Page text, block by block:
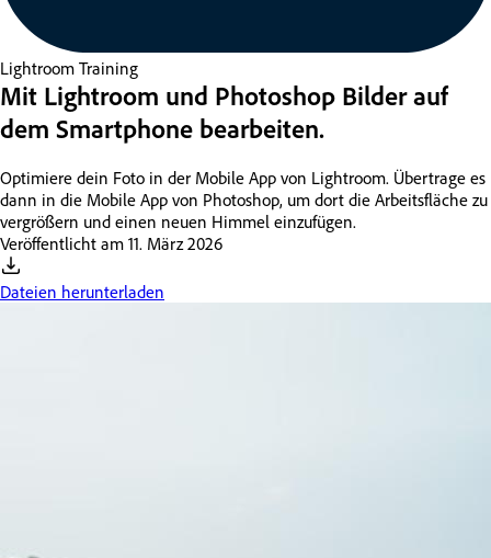
Lightroom Training
Mit Lightroom und Photoshop Bilder auf
dem Smartphone bearbeiten.
Optimiere dein Foto in der Mobile App von Lightroom. Übertrage es
dann in die Mobile App von Photoshop, um dort die Arbeitsfläche zu
vergrößern und einen neuen Himmel einzufügen.
Veröffentlicht am 11. März 2026
Dateien herunterladen